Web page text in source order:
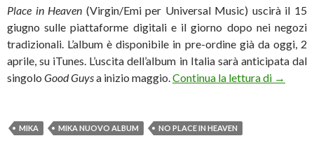
Place in Heaven (Virgin/Emi per Universal Music) uscirà il 15
giugno sulle piattaforme digitali e il giorno dopo nei negozi
tradizionali. L’album è disponibile in pre-ordine già da oggi, 2
aprile, su iTunes. L’uscita dell’album in Italia sarà anticipata dal
singolo Good Guysa inizio maggio. Continua la lettura di Mika,
→
MIKA MIKA NUOVO ALBUM NO PLACE IN HEAVEN